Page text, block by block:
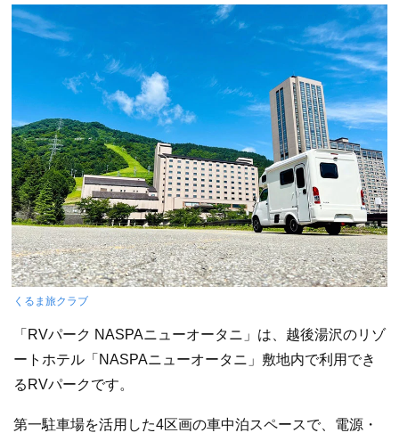
くるま旅クラブ
「RVパーク NASPAニューオータニ」は、越後湯沢のリゾ
ートホテル「NASPAニューオータニ」敷地内で利用でき
るRVパークです。
第一駐車場を活用した4区画の車中泊スペースで、電源・